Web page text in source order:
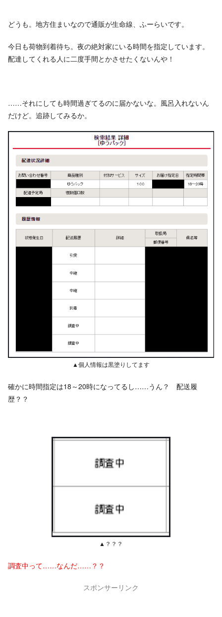
どうも。地方住まいなので通販が生命線、ふーらいです。
今日も荷物到着待ち。夜の絶対家にいる時間を指定しています。
配達してくれる人に二度手間とかさせたくないんや！
……それにしても時間過ぎてるのに届かないな。風呂入れないん
だけど。追跡してみるか。
▲個人情報は黒塗りしてます
確かに時間指定は18～20時になってるし……うん？ 配送履
歴？？
▲？？？
調査中って……なんだ……？？
スポンサーリンク